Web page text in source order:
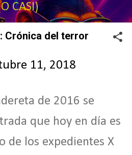
CASI)
Crónica del terror
11, 2018
de 2016 se
que hoy en día es
de los expedientes X